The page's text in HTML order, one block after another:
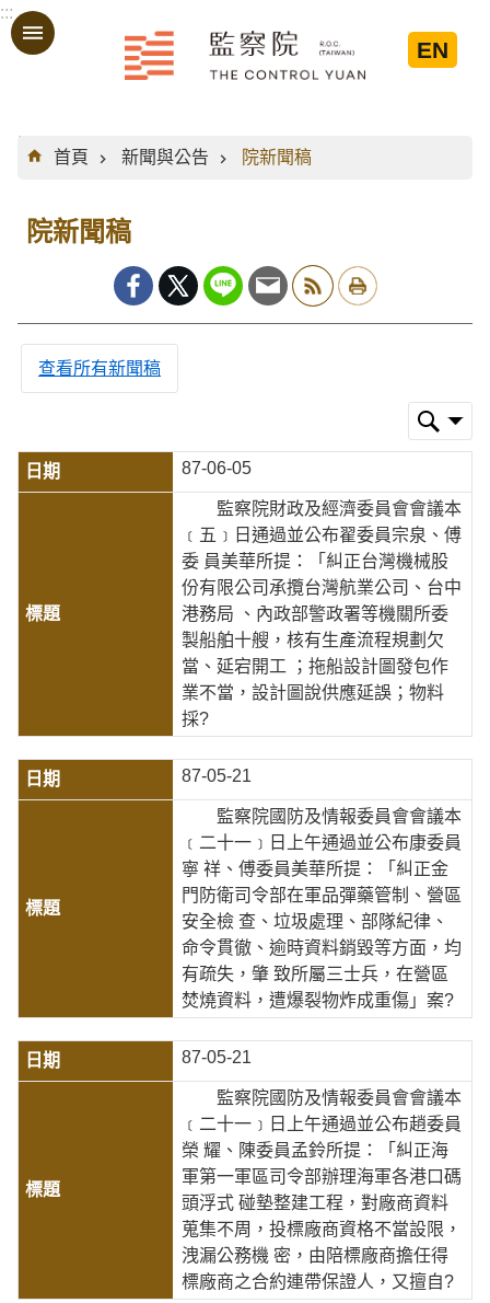
跳到主要內容區塊
:::
EN
:::
首頁
新聞與公告 院新聞稿
院新聞稿
查看所有新聞稿
87-06-05
監察院財政及經濟委員會會議本
﹝五﹞日通過並公布翟委員宗泉、傅
委 員美華所提：「糾正台灣機械股
份有限公司承攬台灣航業公司、台中
港務局 、內政部警政署等機關所委
製船舶十艘，核有生產流程規劃欠
當、延宕開工 ；拖船設計圖發包作
業不當，設計圖說供應延誤；物料
採?
87-05-21
監察院國防及情報委員會會議本
﹝二十一﹞日上午通過並公布康委員
寧 祥、傅委員美華所提：「糾正金
門防衛司令部在軍品彈藥管制、營區
安全檢 查、垃圾處理、部隊紀律、
命令貫徹、逾時資料銷毀等方面，均
有疏失，肇 致所屬三士兵，在營區
焚燒資料，遭爆裂物炸成重傷」案?
87-05-21
監察院國防及情報委員會會議本
﹝二十一﹞日上午通過並公布趙委員
榮 耀、陳委員孟鈴所提：「糾正海
軍第一軍區司令部辦理海軍各港口碼
頭浮式 碰墊整建工程，對廠商資料
蒐集不周，投標廠商資格不當設限，
洩漏公務機 密，由陪標廠商擔任得
標廠商之合約連帶保證人，又擅自?